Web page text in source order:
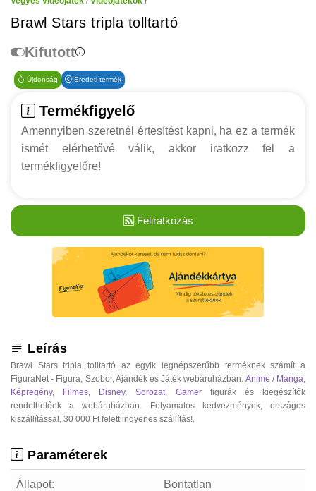
Brawl Stars tripla tolltartó
Kifutott
Újdonság Eredeti termék
Termékfigyelő
Amennyiben szeretnél értesítést kapni, ha ez a termék
ismét elérhetővé válik, akkor iratkozz fel a
termékfigyelőre!
Feliratkozás
Leírás
Brawl Stars tripla tolltartó az egyik legnépszerűbb terméknek számít a
FiguraNet - Figura, Szobor, Ajándék és Játék webáruházban. Anime / Manga
Képregény, Filmes Disney, Sorozat Gamer figurák és kiegészítők
rendelhetőek a webáruházban. Folyamatos kedvezmények, országos
kiszállítással, 30 000 Ft felett ingyenes szállítás!.
Paraméterek
Állapot: Bontatlan